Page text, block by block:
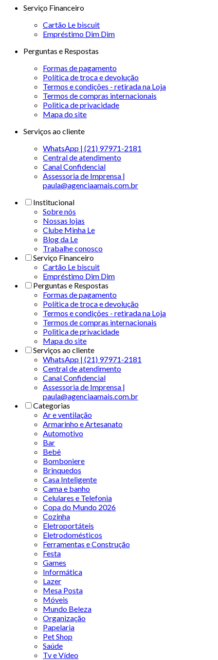
Serviço Financeiro
Cartão Le biscuit
Empréstimo Dim Dim
Perguntas e Respostas
Formas de pagamento
Política de troca e devolução
Termos e condições - retirada na Loja
Termos de compras internacionais
Politica de privacidade
Mapa do site
Serviços ao cliente
WhatsApp | (21) 97971-2181
Central de atendimento
Canal Confidencial
Assessoria de Imprensa |
paula@agenciaamais.com.br
Institucional
Sobre nós
Nossas lojas
Clube Minha Le
Blog da Le
Trabalhe conosco
Serviço Financeiro
Cartão Le biscuit
Empréstimo Dim Dim
Perguntas e Respostas
Formas de pagamento
Política de troca e devolução
Termos e condições - retirada na Loja
Termos de compras internacionais
Politica de privacidade
Mapa do site
Serviços ao cliente
WhatsApp | (21) 97971-2181
Central de atendimento
Canal Confidencial
Assessoria de Imprensa |
paula@agenciaamais.com.br
Categorias
Ar e ventilação
Armarinho e Artesanato
Automotivo
Bar
Bebê
Bomboniere
Brinquedos
Casa Inteligente
Cama e banho
Celulares e Telefonia
Copa do Mundo 2026
Cozinha
Eletroportáteis
Eletrodomésticos
Ferramentas e Construção
Festa
Games
Informática
Lazer
Mesa Posta
Móveis
Mundo Beleza
Organização
Papelaria
Pet Shop
Saúde
Tv e Vídeo